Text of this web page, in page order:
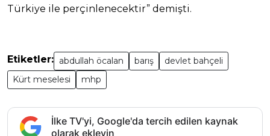
Türkiye ile perçinlenecektir” demişti.
Etiketler: abdullah öcalan barış
devlet bahçeli
Kürt meselesi
mhp
İlke TV'yi, Google'da tercih edilen kaynak
olarak ekleyin